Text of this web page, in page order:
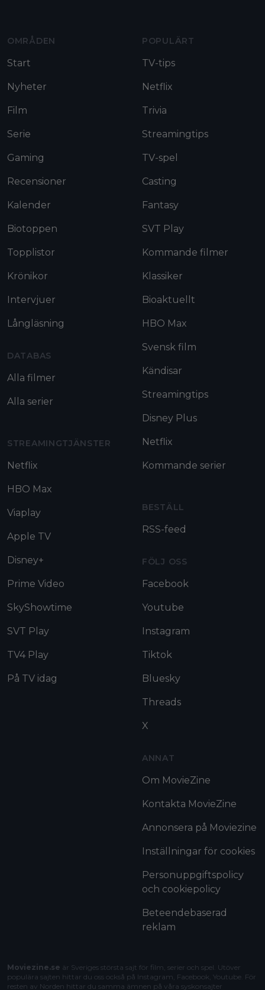
OMRÅDEN
Start
Nyheter
Film
Serie
Gaming
Recensioner
Kalender
Biotoppen
Topplistor
Krönikor
Intervjuer
Långläsning
DATABAS
Alla filmer
Alla serier
STREAMINGTJÄNSTER
Netflix
HBO Max
Viaplay
Apple TV
Disney+
Prime Video
SkyShowtime
SVT Play
TV4 Play
På TV idag
POPULÄRT
TV-tips
Netflix
Trivia
Streamingtips
TV-spel
Casting
Fantasy
SVT Play
Kommande filmer
Klassiker
Bioaktuellt
HBO Max
Svensk film
Kändisar
Streamingtips
Disney Plus
Netflix
Kommande serier
BESTÄLL
RSS-feed
FÖLJ OSS
Facebook
Youtube
Instagram
Tiktok
Bluesky
Threads
X
ANNAT
Om MovieZine
Kontakta MovieZine
Annonsera på Moviezine
Inställningar för cookies
Personuppgiftspolicy
och cookiepolicy
Beteendebaserad
reklam
Moviezine.se är Sveriges största sajt för film, serier och spel. Utöver
populära sajten hittar du oss också på Instagram, Facebook, Youtube. För
resten av Norden hittar du samma ämnen på våra syskonsajter